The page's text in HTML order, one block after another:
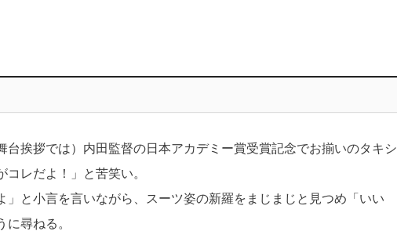
挨拶では）内田監督の日本アカデミー賞受賞記念でお揃いのタキシ
レだよ！」と苦笑い。
」と小言を言いながら、スーツ姿の新羅をまじまじと見つめ「いい
尋ねる。